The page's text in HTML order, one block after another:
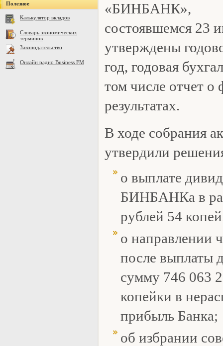
Полезное
Калькулятор вкладов
Словарь экономических
терминов
Законодательство
Онлайн радио Business FM
«БИНБАНК»,
состоявшемся 23
утверждены
год, годовая
том числе отчет
результатах.
В ходе собрания
утвердили
о выплате
БИНБАНКа в
рублей 54
о направлении
после выплаты
сумму 746 063
копейки в
прибыль Банка;
об избрании